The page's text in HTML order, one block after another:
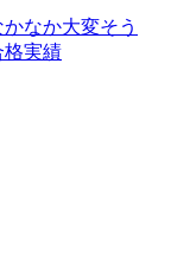
なか大変そう
格実績